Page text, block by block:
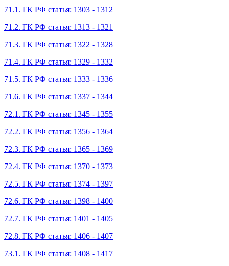
71.1. ГК РФ статья: 1303 - 1312
71.2. ГК РФ статья: 1313 - 1321
71.3. ГК РФ статья: 1322 - 1328
71.4. ГК РФ статья: 1329 - 1332
71.5. ГК РФ статья: 1333 - 1336
71.6. ГК РФ статья: 1337 - 1344
72.1. ГК РФ статья: 1345 - 1355
72.2. ГК РФ статья: 1356 - 1364
72.3. ГК РФ статья: 1365 - 1369
72.4. ГК РФ статья: 1370 - 1373
72.5. ГК РФ статья: 1374 - 1397
72.6. ГК РФ статья: 1398 - 1400
72.7. ГК РФ статья: 1401 - 1405
72.8. ГК РФ статья: 1406 - 1407
73.1. ГК РФ статья: 1408 - 1417